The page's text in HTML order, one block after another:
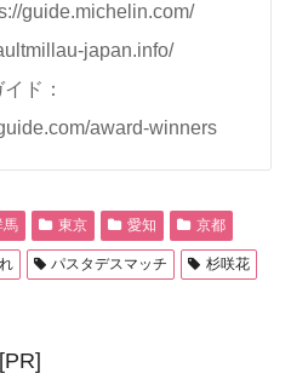
guide.michelin.com/
japan.info/
ド：
award-winners
馬 東京 愛知 京都
パスタデスマッチ 杉咲花
[PR]